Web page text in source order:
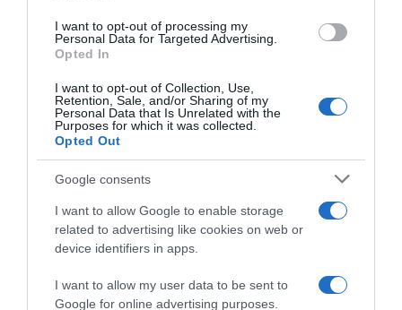
I want to opt-out of processing my
Personal Data for Targeted Advertising.
Opted In
I want to opt-out of Collection, Use,
Retention, Sale, and/or Sharing of my
Personal Data that Is Unrelated with the
Purposes for which it was collected.
Opted Out
Google consents
I want to allow Google to enable storage
related to advertising like cookies on web or
device identifiers in apps.
I want to allow my user data to be sent to
Google for online advertising purposes.